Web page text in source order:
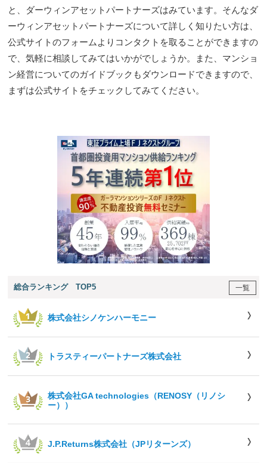
と、ダーウィンアセットパートナーズはみています。そんなダ
ーウィンアセットパートナーズについて詳しく知りたい方は、
公式サイトのフォームよりコンタクトを取ることができますの
で、気軽に相談してみてはいかがでしょうか。また、マンショ
ン経営についてのガイドブックもダウンロードできますので、
まずは公式サイトをチェックしてみてください。
総合ランキング TOP5 一覧
株式会社シノケンハーモニー
トラスティーパートナーズ株式会社
株式会社GA technologies（RENOSY（リノシ
ー））
J.P.Returns株式会社（JPリターンズ）